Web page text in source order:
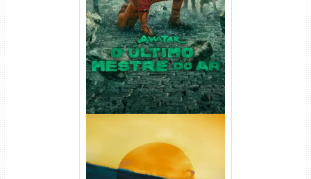
Ar 2ª Temporada Torrent
(2026) WEB-DL 1080p Dual
Áudio